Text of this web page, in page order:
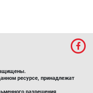
ресурсе, принадлежат
разрешения